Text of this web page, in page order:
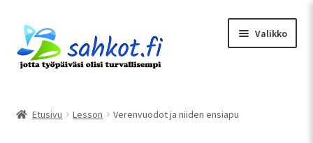
Siirry
navigointiin
Siirry
sisältöön
Valikko
Oma tili
Etusivu Lesson Verenvuodot ja niiden ensiapu